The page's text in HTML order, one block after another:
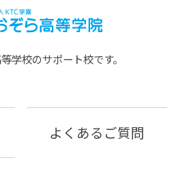
学校のサポート校です。
よくあるご質問